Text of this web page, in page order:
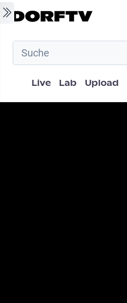
Skip to main content
Hauptnavigation
Live Lab Upload